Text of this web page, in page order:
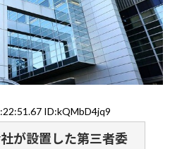
ID:kQMbD4jq9
が設置した第三者委